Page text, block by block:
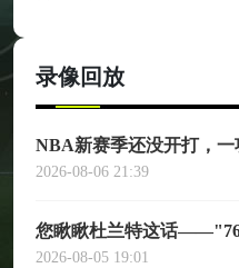
录像回放
NBA新赛季还没开打，
诞生——英国篮球俱乐部
2026-08-06 21:39
您瞅瞅杜兰特这话
觉得他是谦虚或者脑子进
2026-08-05 19:01